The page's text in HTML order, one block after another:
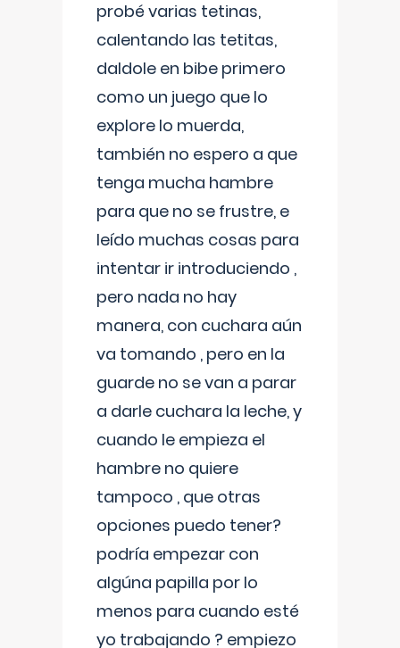
probé varias tetinas,
calentando las tetitas,
daldole en bibe primero
como un juego que lo
explore lo muerda,
también no espero a que
tenga mucha hambre
para que no se frustre, e
leído muchas cosas para
intentar ir introduciendo ,
pero nada no hay
manera, con cuchara aún
va tomando , pero en la
guarde no se van a parar
a darle cuchara la leche, y
cuando le empieza el
hambre no quiere
tampoco , que otras
opciones puedo tener?
podría empezar con
algúna papilla por lo
menos para cuando esté
yo trabajando ? empiezo